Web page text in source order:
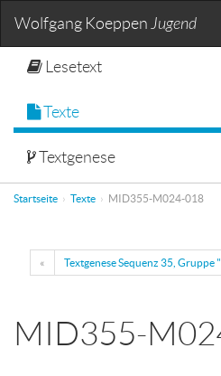
Wolfgang Koeppen Jugend
Lesetext
Texte
Textgenese
Startseite Texte MID355-M024-018
« Textgenese Sequenz 35, Gruppe
MID355-